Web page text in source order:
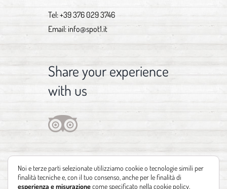
Tel:+39 376 029 3746
Email: info@spot1.it
Share your experience
with us
Noi e terze parti selezionate utilizziamo cookie o tecnologie simili per
finalità tecniche e, con il tuo consenso, anche per le finalità di
esperienza e misurazionecome specificato nellacookie policy